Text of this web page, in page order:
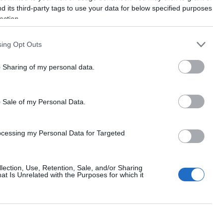
its third-party tags to use your data for below specified purposes
Opt Outs
of my personal data.
of my Personal Data.
my Personal Data for Targeted
Use, Retention, Sale, and/or Sharing
Is Unrelated with the Purposes for which it
Energiaválság: az éjszakai